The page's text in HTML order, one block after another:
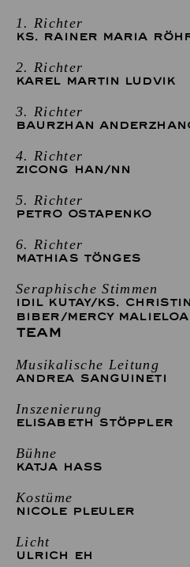
1. Richter
KS. RAINER MARIA
2. Richter
KAREL MARTIN LUDVIK
3. Richter
BAURZHAN
4. Richter
ZICONG HAN/NN
5. Richter
PETRO OSTAPENKO
6. Richter
MATHIAS TÖNGES
Seraphische Stimmen
IDIL KUTAY/KS.
BIBER/MERCY MALIELOA
TEAM
Musikalische Leitung
ANDREA SANGUINETI
Inszenierung
ELISABETH STÖPPLER
Bühne
KATJA HASS
Kostüme
NICOLE PLEULER
Licht
ULRICH EH